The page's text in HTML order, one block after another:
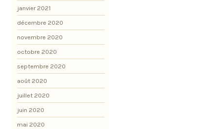
janvier 2021
décembre 2020
novembre 2020
octobre 2020
septembre 2020
août 2020
juillet 2020
juin 2020
mai 2020